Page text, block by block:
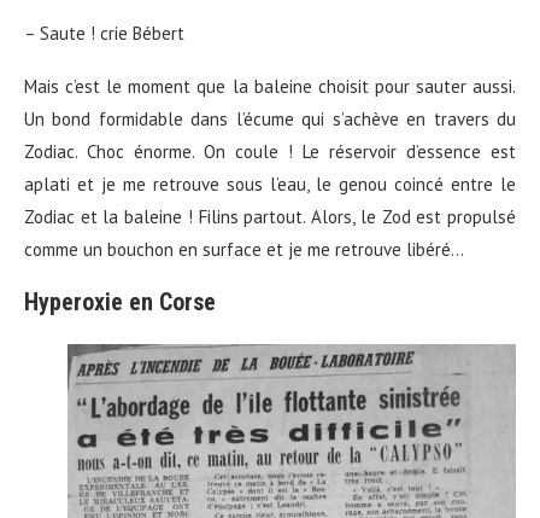
– Saute ! crie Bébert
Mais c’est le moment que la baleine choisit pour sauter aussi.
Un bond formidable dans l’écume qui s’achève en travers du
Zodiac. Choc énorme. On coule ! Le réservoir d’essence est
aplati et je me retrouve sous l’eau, le genou coincé entre le
Zodiac et la baleine ! Filins partout. Alors, le Zod est propulsé
comme un bouchon en surface et je me retrouve libéré…
Hyperoxie en Corse